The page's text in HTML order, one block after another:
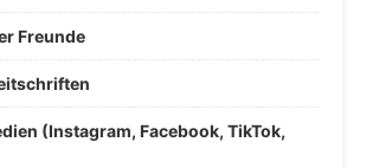
Freunde
(Instagram, Facebook, TikTok,